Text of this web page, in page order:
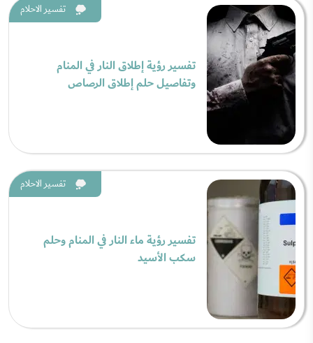
تفسير الاحلام
تفسير رؤية إطلاق النار في المنام
وتفاصيل حلم إطلاق الرصاص
تفسير الاحلام
تفسير رؤية ماء النار في المنام وحلم
سكب الأسيد